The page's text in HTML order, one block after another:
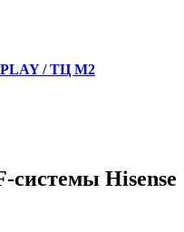
/ ТЦ М2
системы Hisense